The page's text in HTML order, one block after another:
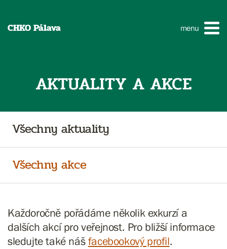
CHKO Pálava menu
AKTUALITY A AKCE
Všechny aktuality
Všechny akce
Každoročně pořádáme několik exkurzí a
dalších akcí pro veřejnost. Pro bližší informace
sledujte také náš facebookový profil.